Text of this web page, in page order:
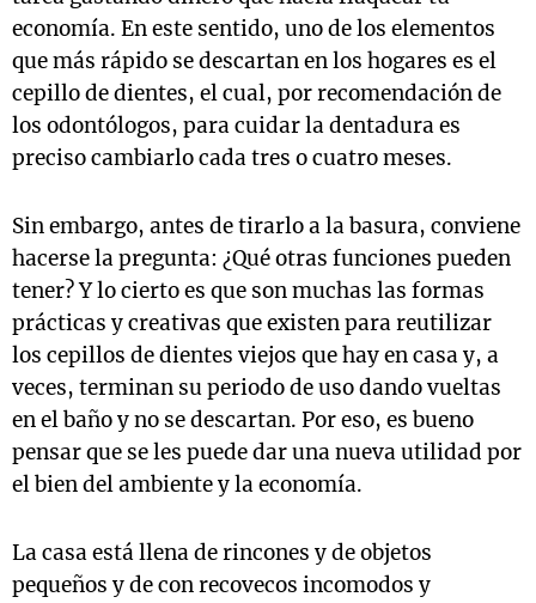
economía. En este sentido, uno de los elementos
que más rápido se descartan en los hogares es el
cepillo de dientes, el cual, por recomendación de
los odontólogos, para cuidar la dentadura es
preciso cambiarlo cada tres o cuatro meses.
Sin embargo, antes de tirarlo a la basura, conviene
hacerse la pregunta: ¿Qué otras funciones pueden
tener? Y lo cierto es que son muchas las formas
prácticas y creativas que existen para reutilizar
los cepillos de dientes viejos que hay en casa y, a
veces, terminan su periodo de uso dando vueltas
en el baño y no se descartan. Por eso, es bueno
pensar que se les puede dar una nueva utilidad por
el bien del ambiente y la economía.
La casa está llena de rincones y de objetos
pequeños y de con recovecos incomodos y